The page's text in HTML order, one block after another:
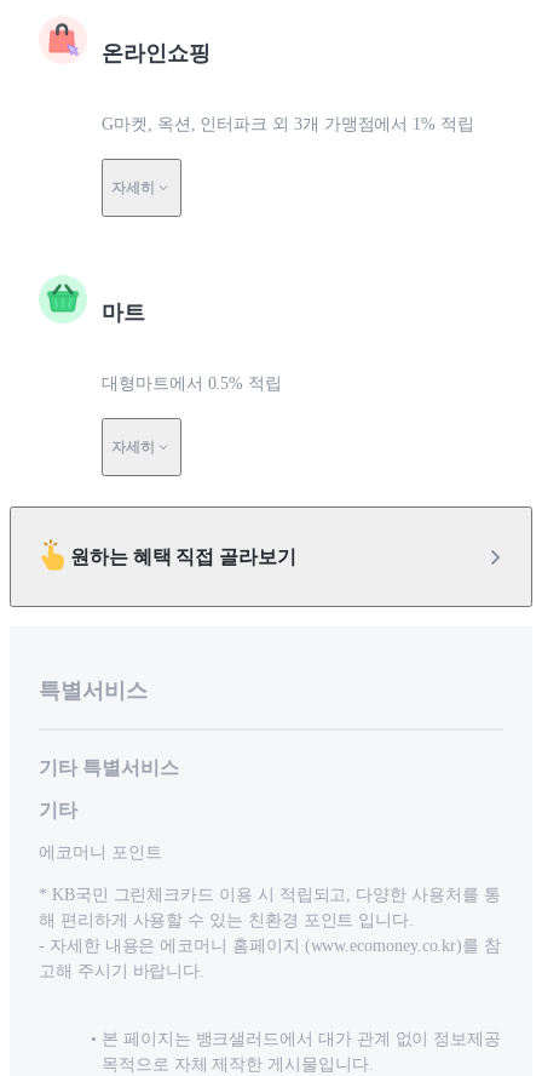
온라인쇼핑
G마켓, 옥션, 인터파크 외 3개 가맹점에서 1% 적립
자세히
마트
대형마트에서 0.5% 적립
자세히
원하는 혜택 직접 골라보기
특별서비스
기타 특별서비스
기타
에코머니 포인트
* KB국민 그린체크카드 이용 시 적립되고, 다양한 사용처를 통
해 편리하게 사용할 수 있는 친환경 포인트 입니다.
- 자세한 내용은 에코머니 홈페이지 (www.ecomoney.co.kr)를 참
고해 주시기 바랍니다.
본 페이지는 뱅크샐러드에서 대가 관계 없이 정보제공
목적으로 자체 제작한 게시물입니다.